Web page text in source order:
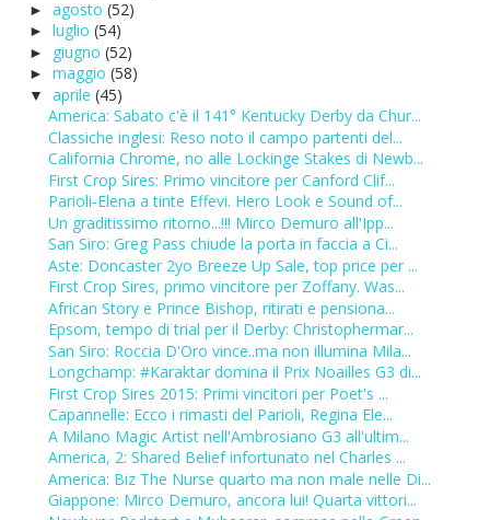
► agosto (52)
► luglio (54)
► giugno (52)
► maggio (58)
▼ aprile (45)
America: Sabato c'è il 141° Kentucky Derby da Chur...
Classiche inglesi: Reso noto il campo partenti del...
California Chrome, no alle Lockinge Stakes di Newb...
First Crop Sires: Primo vincitore per Canford Clif...
Parioli-Elena a tinte Effevi. Hero Look e Sound of...
Un graditissimo ritorno...!!! Mirco Demuro all'Ipp...
San Siro: Greg Pass chiude la porta in faccia a Ci...
Aste: Doncaster 2yo Breeze Up Sale, top price per ...
First Crop Sires, primo vincitore per Zoffany. Was...
African Story e Prince Bishop, ritirati e pensiona...
Epsom, tempo di trial per il Derby: Christophermar...
San Siro: Roccia D'Oro vince..ma non illumina Mila...
Longchamp: #Karaktar domina il Prix Noailles G3 di...
First Crop Sires 2015: Primi vincitori per Poet's ...
Capannelle: Ecco i rimasti del Parioli, Regina Ele...
A Milano Magic Artist nell'Ambrosiano G3 all'ultim...
America, 2: Shared Belief infortunato nel Charles ...
America: Biz The Nurse quarto ma non male nelle Di...
Giappone: Mirco Demuro, ancora lui! Quarta vittori...